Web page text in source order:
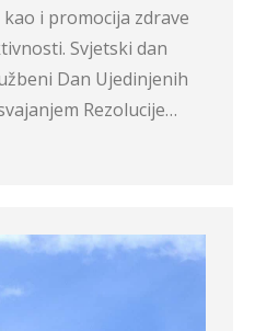
i promocija zdrave
Svjetski dan
Dan Ujedinjenih
Rezolucije…